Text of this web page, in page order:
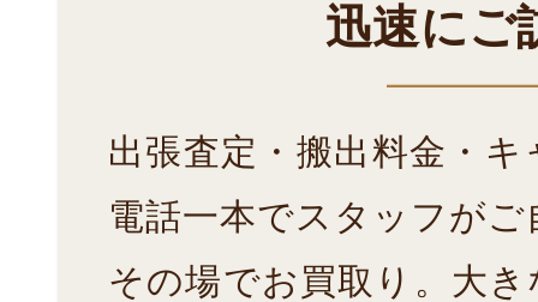
迅速にご
出張査定・搬出料金・
電話一本でスタッフが
その場でお買取り。大